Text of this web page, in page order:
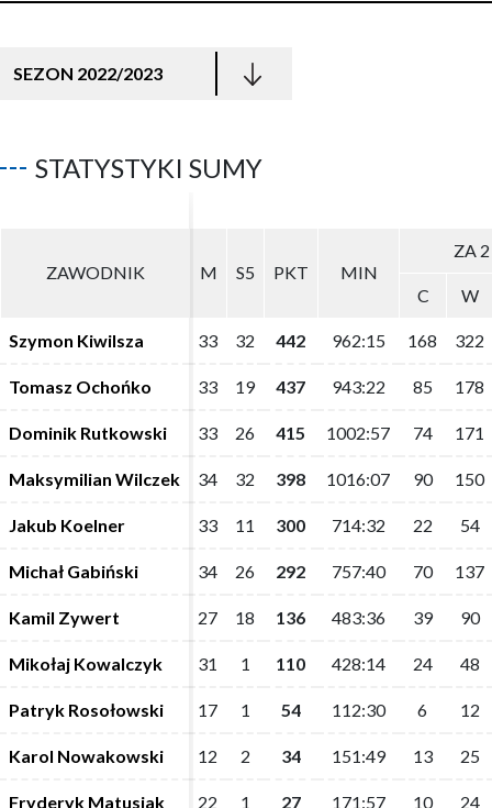
SEZON 2022/2023
STATYSTYKI SUMY
ZAWODNIK M S5 PKT MIN
ZA 2
C W
Szymon Kiwilsza 33 32 442 962:15 168 322
Tomasz Ochońko 33 19 437 943:22 85 178
Dominik Rutkowski 33 26 415 1002:57 74 171
Maksymilian Wilczek 34 32 398 1016:07 90 150
Jakub Koelner 33 11 300 714:32 22 54
Michał Gabiński 34 26 292 757:40 70 137
Kamil Zywert 27 18 136 483:36 39 90
Mikołaj Kowalczyk 31 1 110 428:14 24 48
Patryk Rosołowski 17 1 54 112:30 6 12
Karol Nowakowski 12 2 34 151:49 13 25
Fryderyk Matusiak 22 1 27 171:57 10 24
ZAWODNIK M S5 PKT MIN
ZA 2
C W
Szymon Kiwilsza 33 32 442 962:15 168 322
Tomasz Ochońko 33 19 437 943:22 85 178
Dominik Rutkowski 33 26 415 1002:57 74 171
Maksymilian Wilczek 34 32 398 1016:07 90 150
Jakub Koelner 33 11 300 714:32 22 54
Michał Gabiński 34 26 292 757:40 70 137
Kamil Zywert 27 18 136 483:36 39 90
Mikołaj Kowalczyk 31 1 110 428:14 24 48
Patryk Rosołowski 17 1 54 112:30 6 12
Karol Nowakowski 12 2 34 151:49 13 25
Fryderyk Matusiak 22 1 27 171:57 10 24